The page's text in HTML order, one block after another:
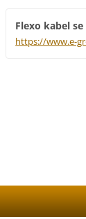
Flexo kabel
https://www.e-